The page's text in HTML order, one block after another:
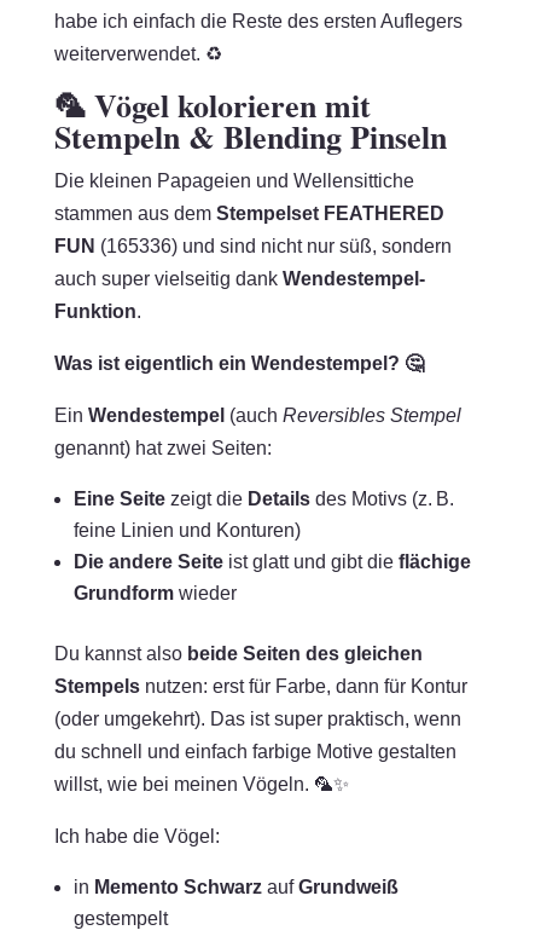
habe ich einfach die Reste des ersten Auflegers
weiterverwendet. ♻️
🦜 Vögel kolorieren mit
Stempeln & Blending Pinseln
Die kleinen Papageien und Wellensittiche
stammen aus dem Stempelset FEATHERED
FUN (165336) und sind nicht nur süß, sondern
auch super vielseitig dank Wendestempel-
Funktion.
Was ist eigentlich ein Wendestempel? 🤔
Ein Wendestempel (auch Reversibles Stempel
genannt) hat zwei Seiten:
Eine Seitezeigt die Detailsdes Motivs (z. B.
feine Linien und Konturen)
Die andere Seiteist glatt und gibt die flächige
Grundformwieder
Du kannst also beide Seiten des gleichen
Stempelsnutzen: erst für Farbe, dann für Kontur
(oder umgekehrt). Das ist super praktisch, wenn
du schnell und einfach farbige Motive gestalten
willst, wie bei meinen Vögeln. 🦜✨
Ich habe die Vögel:
in Memento SchwarzaufGrundweiß
gestempelt